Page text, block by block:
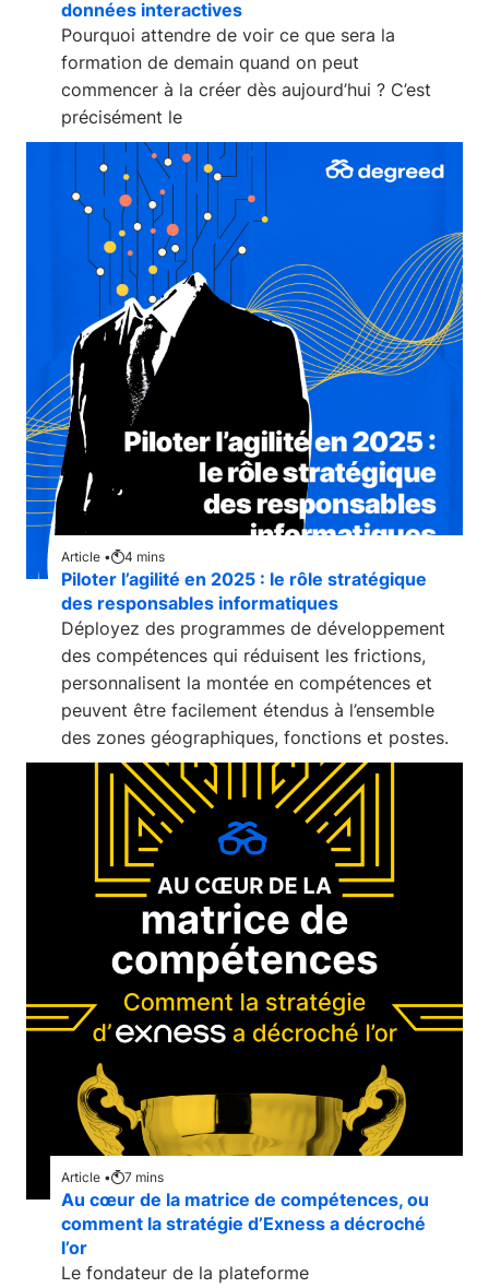
données interactives
Pourquoi attendre de voir ce que sera la
formation de demain quand on peut
commencer à la créer dès aujourd’hui ? C’est
précisément le
Article • 4 mins
Piloter l’agilité en 2025 : le rôle stratégique
des responsables informatiques
Déployez des programmes de développement
des compétences qui réduisent les frictions,
personnalisent la montée en compétences et
peuvent être facilement étendus à l’ensemble
des zones géographiques, fonctions et postes.
Article • 7 mins
Au cœur de la matrice de compétences, ou
comment la stratégie d’Exness a décroché
l’or
Le fondateur de la plateforme